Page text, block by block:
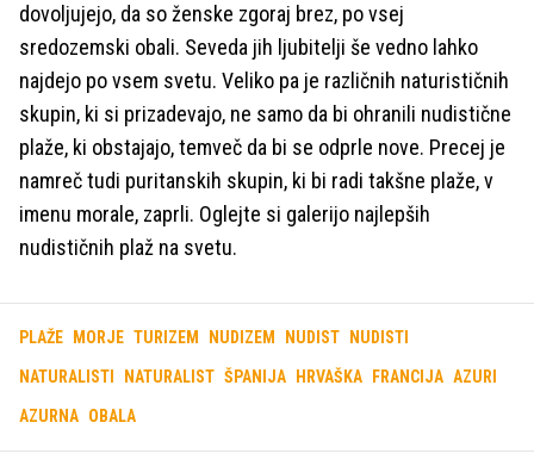
dovoljujejo, da so ženske zgoraj brez, po vsej
sredozemski obali. Seveda jih ljubitelji še vedno lahko
najdejo po vsem svetu. Veliko pa je različnih naturističnih
skupin, ki si prizadevajo, ne samo da bi ohranili nudistične
plaže, ki obstajajo, temveč da bi se odprle nove. Precej je
namreč tudi puritanskih skupin, ki bi radi takšne plaže, v
imenu morale, zaprli. Oglejte si galerijo najlepših
nudističnih plaž na svetu.
PLAŽE MORJE TURIZEM NUDIZEM NUDIST NUDISTI
NATURALISTI NATURALIST ŠPANIJA HRVAŠKA FRANCIJA AZURI
AZURNA OBALA